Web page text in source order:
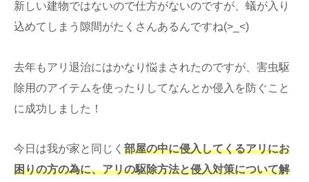
新しい建物ではないので仕方がないのですが、蟻が入り
込めてしまう隙間がたくさんあるんですね(>_<)
去年もアリ退治にはかなり悩まされたのですが、害虫駆
除用のアイテムを使ったりしてなんとか侵入を防ぐこと
に成功しました！
今日は我が家と同じく 部屋の中に侵入してくるアリにお
困りの方の為に、アリの駆除方法と侵入対策について解